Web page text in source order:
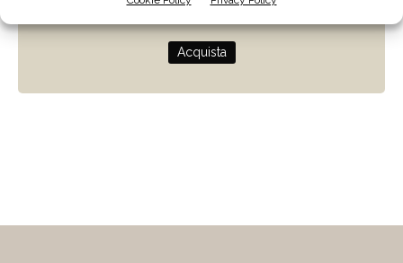
di Giulio Camiz
Acquista